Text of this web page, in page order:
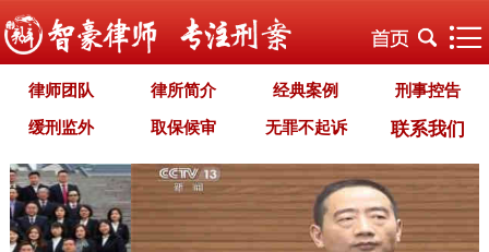
律师团队 律所简介 经典案例 刑事控告
缓刑监外 取保候审 无罪不起诉 联系我们
职务犯罪 经济犯罪 毒品犯罪 罪名专题
智豪文化 自首立功 首席律师致辞 智豪视野
刑罚种类 刑事法规 犯罪释义 刑事知识